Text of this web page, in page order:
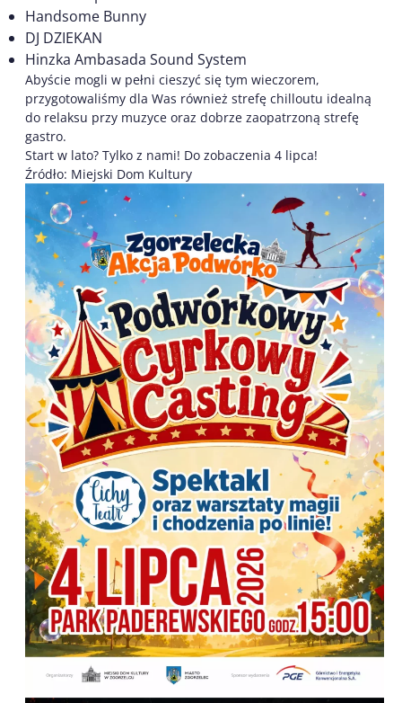
Handsome Bunny
DJ DZIEKAN
Hinzka Ambasada Sound System
Abyście mogli w pełni cieszyć się tym wieczorem,
przygotowaliśmy dla Was również strefę chilloutu idealną
do relaksu przy muzyce oraz dobrze zaopatrzoną strefę
gastro.
Start w lato? Tylko z nami! Do zobaczenia 4 lipca!
Źródło: Miejski Dom Kultury